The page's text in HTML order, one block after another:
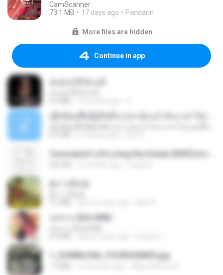
CamScanner
73.1 MB
17 days ago Pandarin
More files are hidden
Continue in app
กุหลาบ (KULARB)
1_DOWNLOAD_FOURSHARED.jpg